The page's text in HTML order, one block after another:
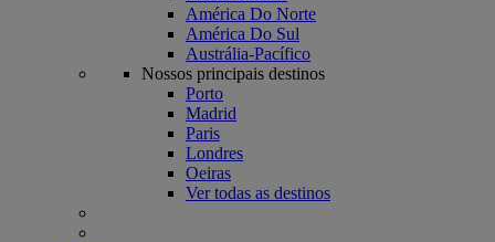
América Do Norte
América Do Sul
Austrália-Pacífico
Nossos principais destinos
Porto
Madrid
Paris
Londres
Oeiras
Ver todas as destinos